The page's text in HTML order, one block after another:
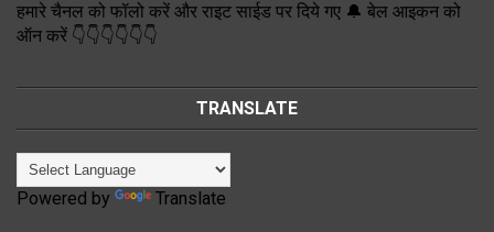
हमारे चैनल को फॉलो करें और राइट साईड पर दिये गए 🔔 बेल आइकन को
ऑन करें 👇👇👇👇👇👇
TRANSLATE
Powered by Translate